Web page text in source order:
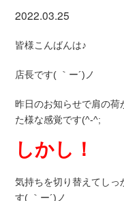
2022.03.25
皆様こんばんは♪
店長です( ｀ー´)ノ
昨日のお知らせで肩の荷
た様な感覚です(^-^;
しかし！
気持ちを切り替えてしっ
す( ｀ー´)ノ